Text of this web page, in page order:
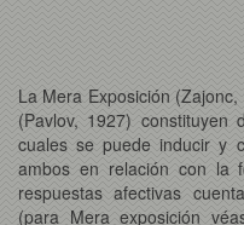
La Mera Exposición
(Pavlov, 1927)
cuales se puede inducir y
ambos en relación con la
respuestas afectivas
(para Mera exposición